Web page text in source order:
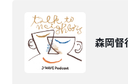
森岡督